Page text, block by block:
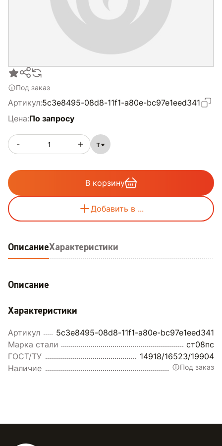
Под заказ
Артикул:5c3e8495-08d8-11f1-a80e-bc97e1eed341
Цена:По запросу
- т
В корзину
Добавить в ...
ОписаниеХарактеристики
Описание
Характеристики
Артикул
5c3e8495-08d8-11f1-a80e-bc97e1eed341
Марка стали
ст08пс
ГОСТ/ТУ
14918/16523/19904
Наличие
Под заказ